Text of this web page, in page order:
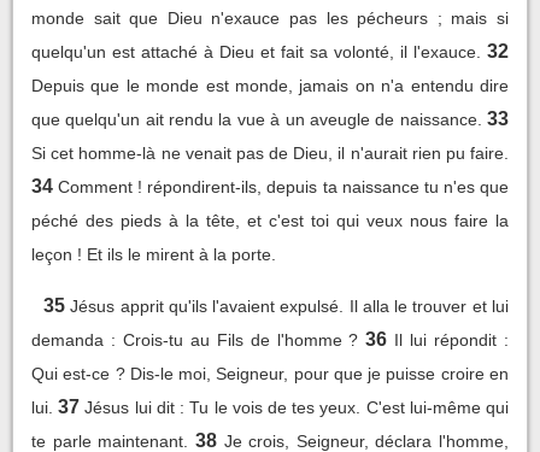
monde sait que Dieu n'exauce pas les pécheurs ; mais si
quelqu'un est attaché à Dieu et fait sa volonté, il l'exauce. 32
Depuis que le monde est monde, jamais on n'a entendu dire
que quelqu'un ait rendu la vue à un aveugle de naissance. 33
Si cet homme-là ne venait pas de Dieu, il n'aurait rien pu faire.
34 Comment ! répondirent-ils, depuis ta naissance tu n'es que
péché des pieds à la tête, et c'est toi qui veux nous faire la
leçon ! Et ils le mirent à la porte.
35 Jésus apprit qu'ils l'avaient expulsé. Il alla le trouver et lui
demanda : Crois-tu au Fils de l'homme ? 36 Il lui répondit :
Qui est-ce ? Dis-le moi, Seigneur, pour que je puisse croire en
lui. 37 Jésus lui dit : Tu le vois de tes yeux. C'est lui-même qui
te parle maintenant.
38 Je crois, Seigneur, déclara l'homme,